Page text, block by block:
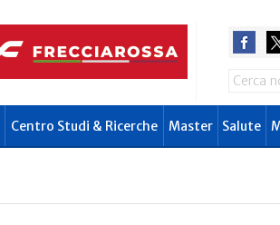
Search
Centro Studi & Ricerche Master Salute